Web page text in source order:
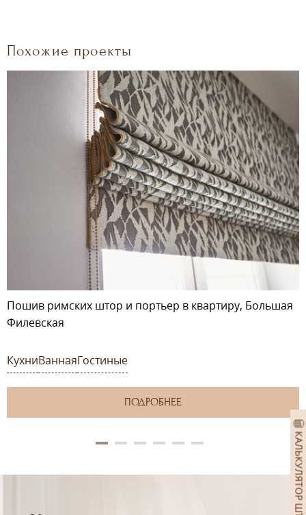
КАЛЬКУЛЯТОР ШТОР
Похожие проекты
Пошив римских штор и портьер в квартиру, Большая
Филевская
КухниВаннаяГостиные
ПОДРОБНЕЕ